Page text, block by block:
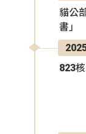
貓公
書」
823